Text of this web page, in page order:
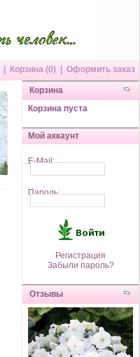
Корзина (0)
Оформить заказ
Корзина
Корзина пуста
Мой аккаунт
E-Mail:
Пароль:
Регистрация
Забыли пароль?
Отзывы